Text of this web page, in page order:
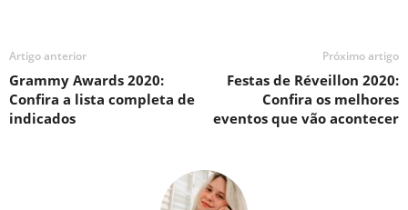
Artigo anterior
Grammy Awards 2020:
Confira a lista completa de
indicados
Próximo artigo
Festas de Réveillon 2020:
Confira os melhores
eventos que vão acontecer